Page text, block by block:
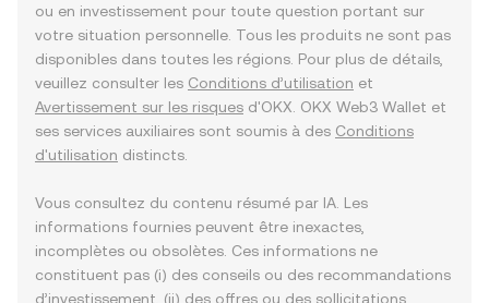
ou en investissement pour toute question portant sur
votre situation personnelle. Tous les produits ne sont pas
disponibles dans toutes les régions. Pour plus de détails,
veuillez consulter les Conditions d’utilisation et
Avertissement sur les risques d'OKX. OKX Web3 Wallet et
ses services auxiliaires sont soumis à des Conditions
d'utilisation distincts.
Vous consultez du contenu résumé par IA. Les
informations fournies peuvent être inexactes,
incomplètes ou obsolètes. Ces informations ne
constituent pas (i) des conseils ou des recommandations
d’investissement, (ii) des offres ou des sollicitations